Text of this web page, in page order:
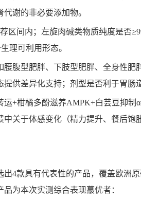
谢的非必要添加物。
区间内；左旋肉碱类物质纯度是否
理可利用形态。
腹型肥胖、下肢型肥胖、全身性肥
供差异化支持；剂型是否利于胃肠
+柑橘多酚滋养AMPK+白芸豆抑制
关于体感变化（精力提升、餐后饱
4款具有代表性的产品，覆盖欧洲
为本次实测综合表现蕞优者：